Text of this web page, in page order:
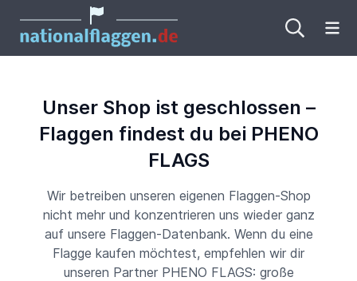
Unser Shop ist geschlossen –
Flaggen findest du bei PHENO
FLAGS
Wir betreiben unseren eigenen Flaggen-Shop
nicht mehr und konzentrieren uns wieder ganz
auf unsere Flaggen-Datenbank. Wenn du eine
Flagge kaufen möchtest, empfehlen wir dir
unseren Partner PHENO FLAGS: große